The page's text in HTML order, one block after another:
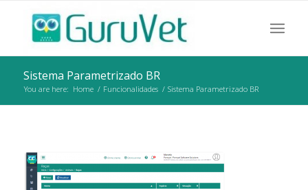
Sistema Parametrizado BR
You are here: Home / Funcionalidades / Sistema Parametrizado BR